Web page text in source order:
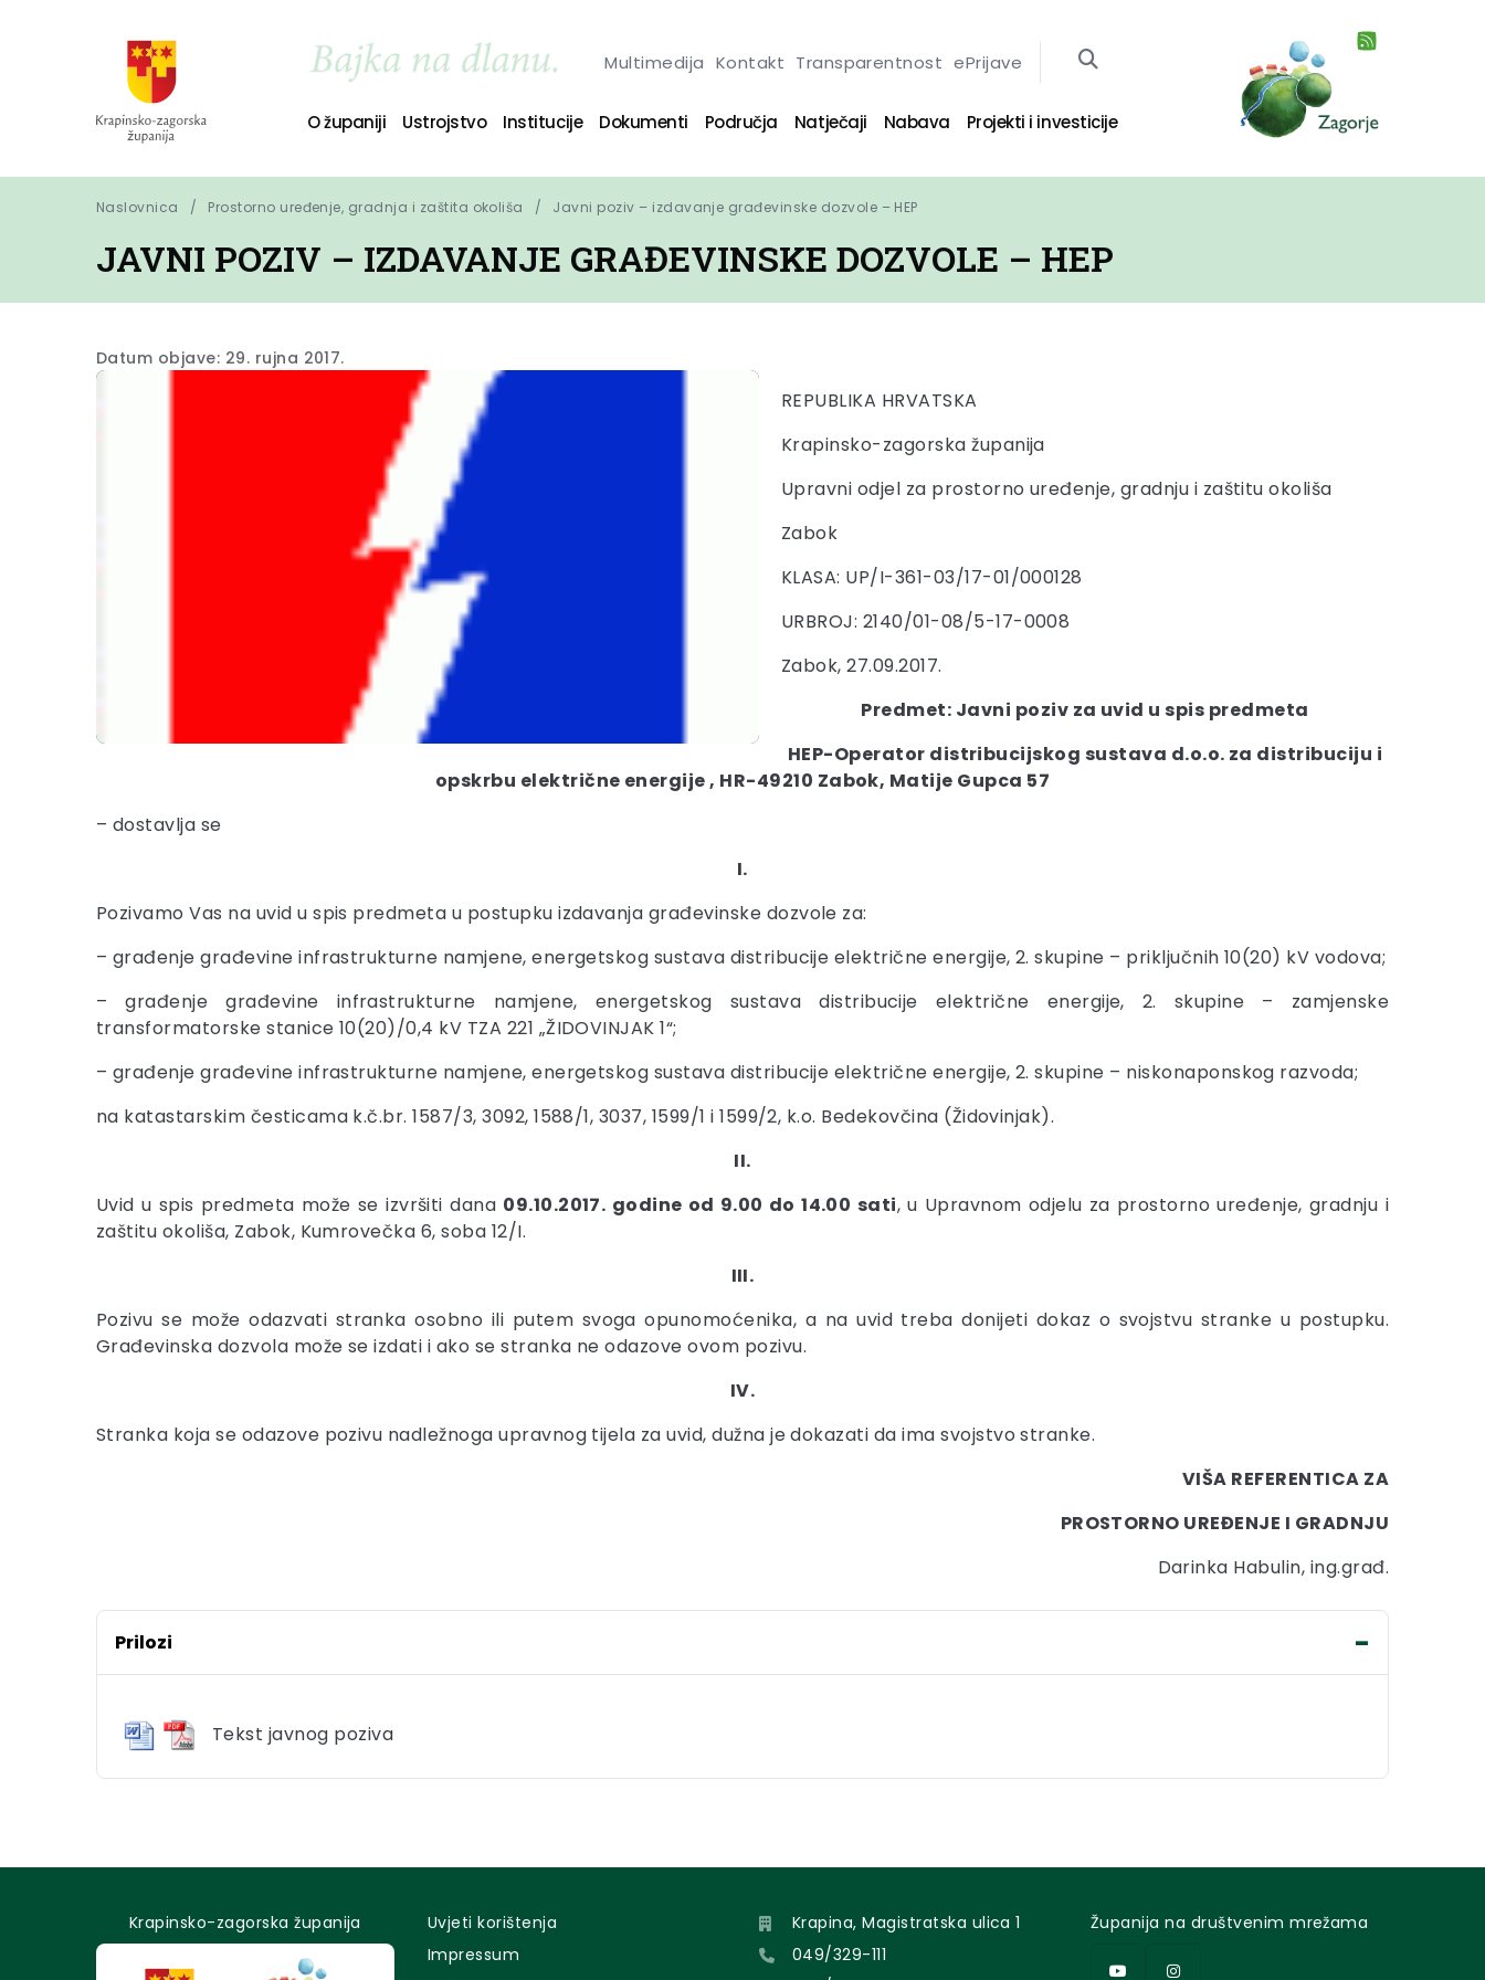
Multimedija Kontakt Transparentnost ePrijave
O županiji Ustrojstvo Institucije Dokumenti Područja Natječaji Nabava Projekti i investicije
Naslovnica Prostorno uređenje, gradnja i zaštita okoliša Javni poziv – izdavanje građevinske dozvole – HEP
JAVNI POZIV – IZDAVANJE GRAĐEVINSKE DOZVOLE – HEP
Datum objave: 29. rujna 2017.
REPUBLIKA HRVATSKA
Krapinsko-zagorska županija
Upravni odjel za prostorno uređenje, gradnju i zaštitu okoliša
Zabok
KLASA: UP/I-361-03/17-01/000128
URBROJ: 2140/01-08/5-17-0008
Zabok, 27.09.2017.
Predmet: Javni poziv za uvid u spis predmeta
HEP-Operator distribucijskog sustava d.o.o. za distribuciju i
opskrbu električne energije , HR-49210 Zabok, Matije Gupca 57
– dostavlja se
I.
Pozivamo Vas na uvid u spis predmeta u postupku izdavanja građevinske dozvole za:
– građenje građevine infrastrukturne namjene, energetskog sustava distribucije električne energije, 2. skupine – priključnih 10(20) kV vodova;
– građenje građevine infrastrukturne namjene, energetskog sustava distribucije električne energije, 2. skupine – zamjenske
transformatorske stanice 10(20)/0,4 kV TZA 221 „ŽIDOVINJAK 1“;
– građenje građevine infrastrukturne namjene, energetskog sustava distribucije električne energije, 2. skupine – niskonaponskog razvoda;
na katastarskim česticama k.č.br. 1587/3, 3092, 1588/1, 3037, 1599/1 i 1599/2, k.o. Bedekovčina (Židovinjak).
II.
Uvid u spis predmeta može se izvršiti dana 09.10.2017. godine od 9.00 do 14.00 sati, u Upravnom odjelu za prostorno uređenje, gradnju i
zaštitu okoliša, Zabok, Kumrovečka 6, soba 12/I.
III.
Pozivu se može odazvati stranka osobno ili putem svoga opunomoćenika, a na uvid treba donijeti dokaz o svojstvu stranke u postupku.
Građevinska dozvola može se izdati i ako se stranka ne odazove ovom pozivu.
IV.
Stranka koja se odazove pozivu nadležnoga upravnog tijela za uvid, dužna je dokazati da ima svojstvo stranke.
VIŠA REFERENTICA ZA
PROSTORNO UREĐENJE I GRADNJU
Darinka Habulin, ing.građ.
Prilozi
Tekst javnog poziva
Krapinsko-zagorska županija
Uvjeti korištenja
Impressum
Krapina, Magistratska ulica 1
049/329-111
Županija na društvenim mrežama